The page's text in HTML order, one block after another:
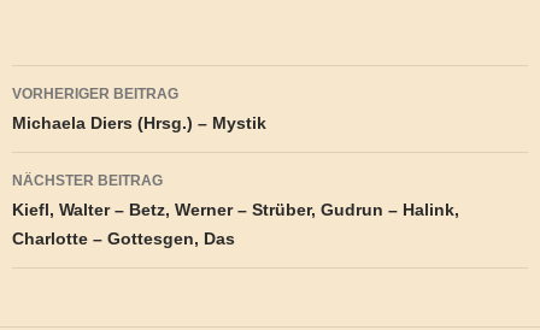
Beitragsnavigation
VORHERIGER BEITRAG
Michaela Diers (Hrsg.) – Mystik
NÄCHSTER BEITRAG
Kiefl, Walter – Betz, Werner – Strüber, Gudrun – Halink,
Charlotte – Gottesgen, Das